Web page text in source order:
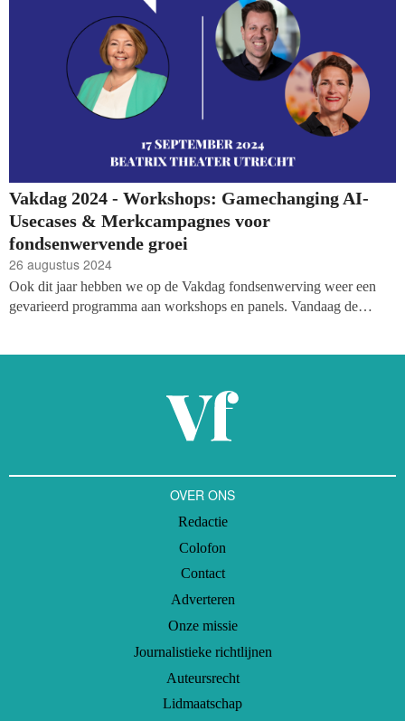
Vakdag 2024 - Workshops: Gamechanging AI-
Usecases & Merkcampagnes voor
fondsenwervende groei
26 augustus 2024
Ook dit jaar hebben we op de Vakdag fondsenwerving weer een
gevarieerd programma aan workshops en panels. Vandaag de
OVER ONS
Redactie
Colofon
Contact
Adverteren
Onze missie
Journalistieke richtlijnen
Auteursrecht
Lidmaatschap